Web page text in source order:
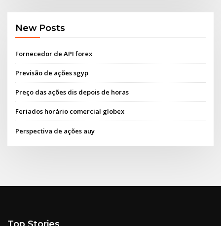
New Posts
Fornecedor de API forex
Previsão de ações sgyp
Preço das ações dis depois de horas
Feriados horário comercial globex
Perspectiva de ações auy
Top Stories